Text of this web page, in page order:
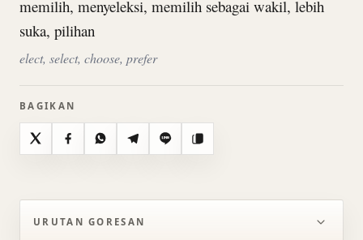
memilih, menyeleksi, memilih sebagai wakil, lebih
suka, pilihan
elect, select, choose, prefer
BAGIKAN
X FacebookWhatsAppTelegramLine Salin
URUTAN GORESAN